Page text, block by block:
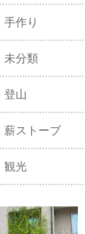
手作り
未分類
登山
薪ストーブ
観光